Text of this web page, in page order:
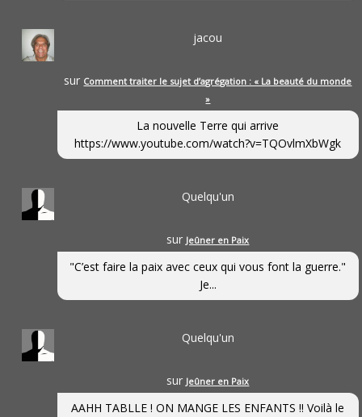
jacou
sur Comment traiter le sujet d’agrégation : « La beauté du monde
»
La nouvelle Terre qui arrive
https://www.youtube.com/watch?v=TQOvlmXbWgk
Quelqu'un
sur Jeûner en Paix
"C’est faire la paix avec ceux qui vous font la guerre."
Je...
Quelqu'un
sur Jeûner en Paix
AAHH TABLLE ! ON MANGE LES ENFANTS !! Voilà le